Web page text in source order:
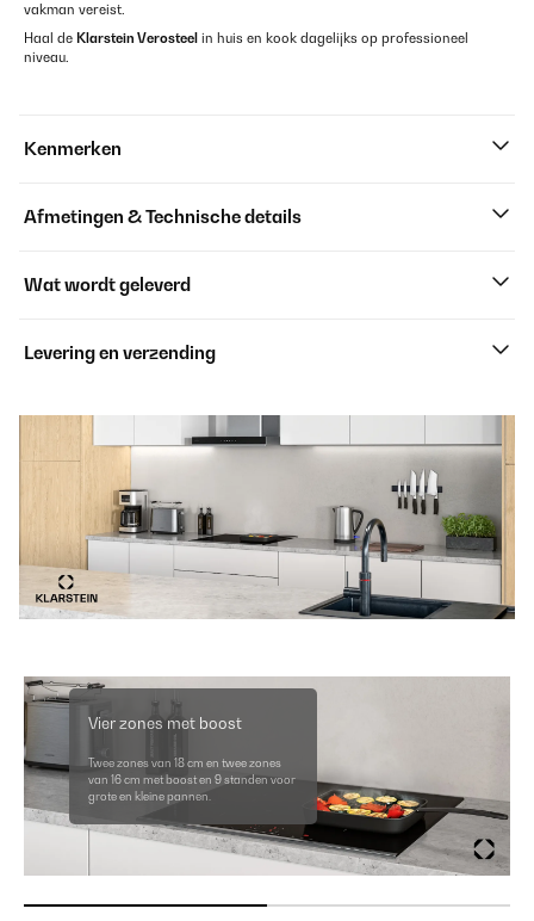
vakman vereist.
Haal de Klarstein Verosteel in huis en kook dagelijks op professioneel
niveau.
Kenmerken
Afmetingen & Technische details
Wat wordt geleverd
Levering en verzending
Vier zones met boost
Twee zones van 18 cm en twee zones
van 16 cm met boost en 9 standen voor
grote en kleine pannen.